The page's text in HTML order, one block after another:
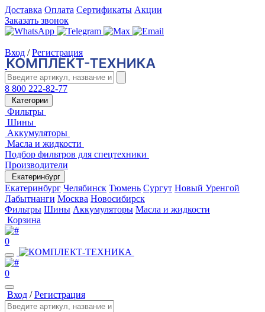
Доставка Оплата Сертификаты Акции
Заказать звонок
Вход / Регистрация
8 800 222-82-77
Категории
Фильтры
Шины
Аккумуляторы
Масла и жидкости
Подбор фильтров для спецтехники
Производители
Екатеринбург
Екатеринбург Челябинск Тюмень Сургут Новый Уренгой
Лабытнанги Москва Новосибирск
Фильтры Шины Аккумуляторы Масла и жидкости
Корзина
0
0
Вход /Регистрация